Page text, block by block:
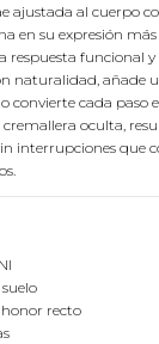
ajustada al cuerpo
en su expresión
respuesta funcional y
naturalidad, añade
convierte cada paso
cremallera oculta,
interrupciones que
recto